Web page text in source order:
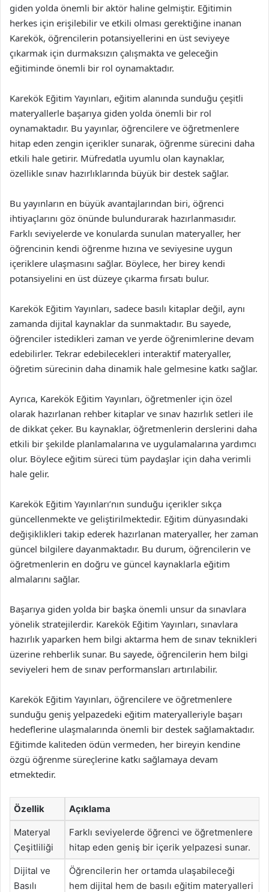
giden yolda önemli bir aktör haline gelmiştir. Eğitimin
herkes için erişilebilir ve etkili olması gerektiğine inanan
Karekök, öğrencilerin potansiyellerini en üst seviyeye
çıkarmak için durmaksızın çalışmakta ve geleceğin
eğitiminde önemli bir rol oynamaktadır.
Karekök Eğitim Yayınları, eğitim alanında sunduğu çeşitli
materyallerle başarıya giden yolda önemli bir rol
oynamaktadır. Bu yayınlar, öğrencilere ve öğretmenlere
hitap eden zengin içerikler sunarak, öğrenme sürecini daha
etkili hale getirir. Müfredatla uyumlu olan kaynaklar,
özellikle sınav hazırlıklarında büyük bir destek sağlar.
Bu yayınların en büyük avantajlarından biri, öğrenci
ihtiyaçlarını göz önünde bulundurarak hazırlanmasıdır.
Farklı seviyelerde ve konularda sunulan materyaller, her
öğrencinin kendi öğrenme hızına ve seviyesine uygun
içeriklere ulaşmasını sağlar. Böylece, her birey kendi
potansiyelini en üst düzeye çıkarma fırsatı bulur.
Karekök Eğitim Yayınları, sadece basılı kitaplar değil, aynı
zamanda dijital kaynaklar da sunmaktadır. Bu sayede,
öğrenciler istedikleri zaman ve yerde öğrenimlerine devam
edebilirler. Tekrar edebilecekleri interaktif materyaller,
öğretim sürecinin daha dinamik hale gelmesine katkı sağlar.
Ayrıca, Karekök Eğitim Yayınları, öğretmenler için özel
olarak hazırlanan rehber kitaplar ve sınav hazırlık setleri ile
de dikkat çeker. Bu kaynaklar, öğretmenlerin derslerini daha
etkili bir şekilde planlamalarına ve uygulamalarına yardımcı
olur. Böylece eğitim süreci tüm paydaşlar için daha verimli
hale gelir.
Karekök Eğitim Yayınları’nın sunduğu içerikler sıkça
güncellenmekte ve geliştirilmektedir. Eğitim dünyasındaki
değişiklikleri takip ederek hazırlanan materyaller, her zaman
güncel bilgilere dayanmaktadır. Bu durum, öğrencilerin ve
öğretmenlerin en doğru ve güncel kaynaklarla eğitim
almalarını sağlar.
Başarıya giden yolda bir başka önemli unsur da sınavlara
yönelik stratejilerdir. Karekök Eğitim Yayınları, sınavlara
hazırlık yaparken hem bilgi aktarma hem de sınav teknikleri
üzerine rehberlik sunar. Bu sayede, öğrencilerin hem bilgi
seviyeleri hem de sınav performansları artırılabilir.
Karekök Eğitim Yayınları, öğrencilere ve öğretmenlere
sunduğu geniş yelpazedeki eğitim materyalleriyle başarı
hedeflerine ulaşmalarında önemli bir destek sağlamaktadır.
Eğitimde kaliteden ödün vermeden, her bireyin kendine
özgü öğrenme süreçlerine katkı sağlamaya devam
etmektedir.
Özellik Açıklama
Materyal
Çeşitliliği
Farklı seviyelerde öğrenci ve öğretmenlere
hitap eden geniş bir içerik yelpazesi sunar.
Dijital ve
Basılı
Öğrencilerin her ortamda ulaşabileceği
hem dijital hem de basılı eğitim materyalleri